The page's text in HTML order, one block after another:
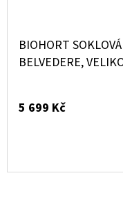
BIOHORT
BELVEDERE,
5 699 Kč